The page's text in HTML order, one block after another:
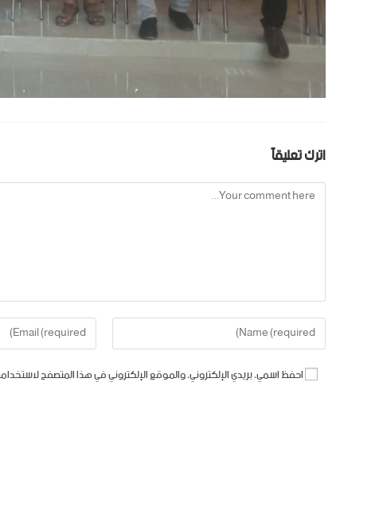
اترك تعليقاً
احفظ اسمي، بريدي الإلكتروني، والموقع الإلكتروني في هذا المتصفح